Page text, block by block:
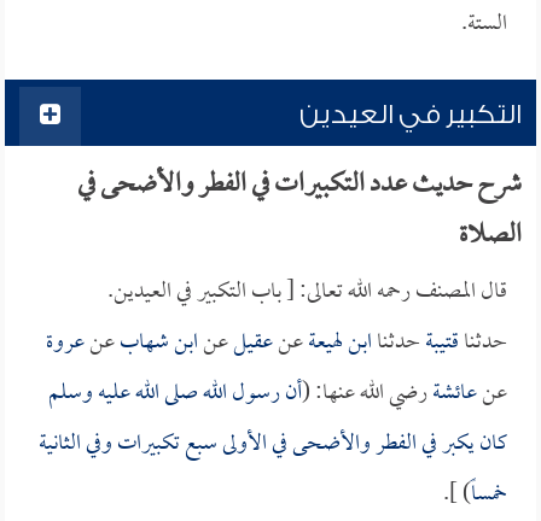
الستة.
التكبير في العيدين
شرح حديث عدد التكبيرات في الفطر والأضحى في
الصلاة
قال المصنف رحمه الله تعالى: [ باب التكبير في العيدين.
حدثناقتيبةحدثناابن لهيعةعنعقيلعنابن شهابعنعروة
عنعائشةرضي الله عنها: (أن رسول الله صلى الله عليه وسلم
كان يكبر في الفطر والأضحى في الأولى سبع تكبيرات وفي الثانية
خمساً) ].